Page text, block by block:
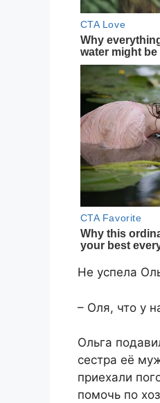
Не успела
– Оля, что у
Ольга
сестра её
приехали
помочь по